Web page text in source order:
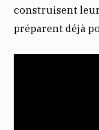
construisent leur
préparent déjà